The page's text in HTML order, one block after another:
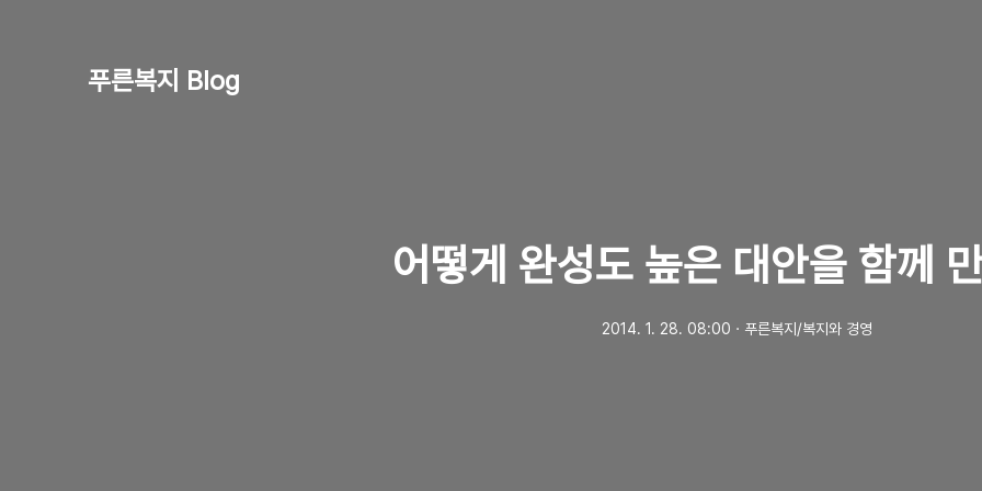
푸른복지 Blog
어떻게 완성도 높은 대안을 함께
2014. 1. 28. 08:00 ㆍ 푸른복지/복지와 경영